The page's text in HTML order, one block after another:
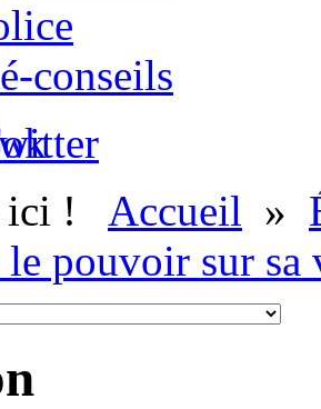
conseils
ici ! Accueil »
le pouvoir sur sa